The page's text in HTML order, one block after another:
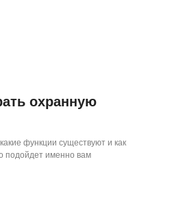
охранную
функции существуют и как
подойдет именно вам